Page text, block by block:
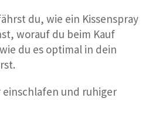
du, wie ein Kissenspray
worauf du beim Kauf
du es optimal in dein
einschlafen und ruhiger